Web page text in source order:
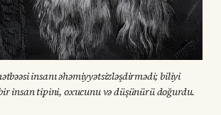
insanı əhəmiyyətsizləşdirmədi; biliyi
insan tipini, oxucunu və düşünürü doğurdu.